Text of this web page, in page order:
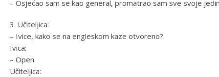
– Osjećao sam se kao general, promatrao sam sve svoje
3. Učiteljica:
– Ivice, kako se na engleskom kaze otvoreno?
Ivica:
– Open.
Učiteljica: